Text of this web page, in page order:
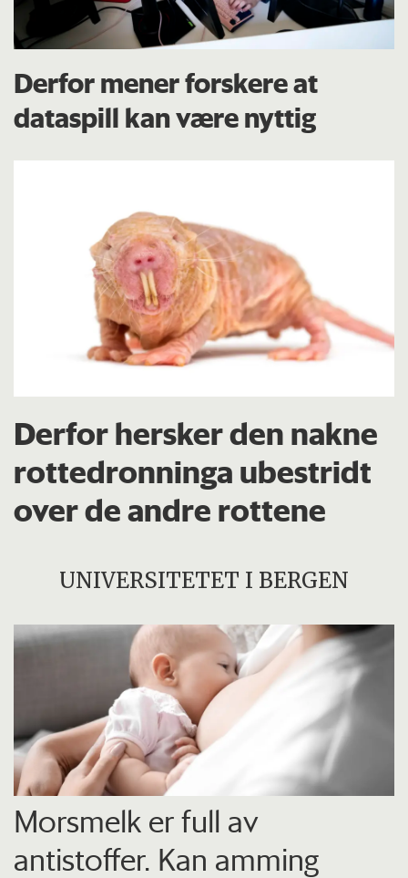
Derfor mener forskere at
dataspill kan være nyttig
Derfor hersker den nakne
rottedronninga ubestridt
over de andre rottene
UNIVERSITETET I BERGEN
Morsmelk er full av
antistoffer. Kan amming